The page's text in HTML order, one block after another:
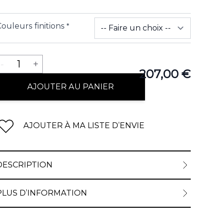
finitions *
207,00 €
- 1 +
AJOUTER AU PANIER
AJOUTER À MA LISTE D’ENVIE
D’INFORMATION